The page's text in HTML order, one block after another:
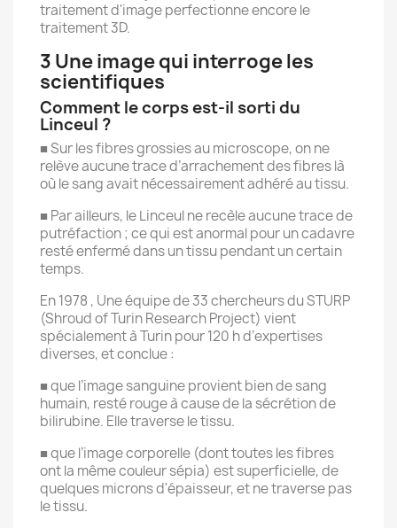
traitement d'image perfectionne encore le
traitement 3D.
3 Une image qui interroge les
scientifiques
Comment le corps est-il sorti du
Linceul ?
■ Sur les fibres grossies au microscope, on ne
relève aucune trace d’arrachement des fibres là
où le sang avait nécessairement adhéré au tissu.
■ Par ailleurs, le Linceul ne recèle aucune trace de
putréfaction ; ce qui est anormal pour un cadavre
resté enfermé dans un tissu pendant un certain
temps.
En 1978 , Une équipe de 33 chercheurs du STURP
(Shroud of Turin Research Project) vient
spécialement à Turin pour 120 h d’expertises
diverses, et conclue :
■ que l’image sanguine provient bien de sang
humain, resté rouge à cause de la sécrétion de
bilirubine. Elle traverse le tissu.
■ que l’image corporelle (dont toutes les fibres
ont la même couleur sépia) est superficielle, de
quelques microns d'épaisseur, et ne traverse pas
le tissu.